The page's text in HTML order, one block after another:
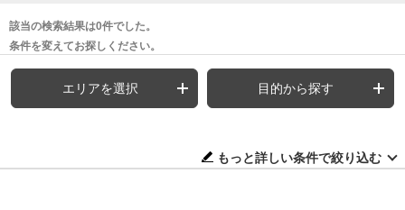
該当の検索結果は0件でした。
条件を変えてお探しください。
エリアを選択 目的から探す
もっと詳しい条件で絞り込む